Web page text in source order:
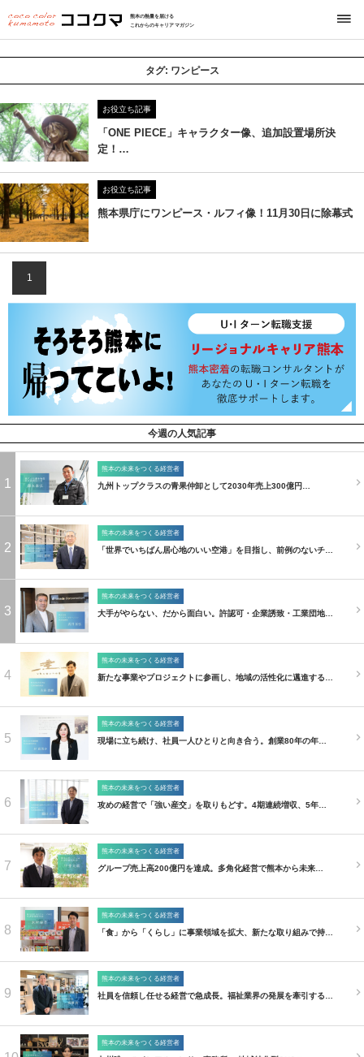
熊本の熱量を届ける
これからのキャリアマガジン
タグ: ワンピース
お役立ち記事
「ONE PIECE」キャラクター像、追加設置場所決
定！…
お役立ち記事
熊本県庁にワンピース・ルフィ像！11月30日に除幕式
1
今週の人気記事
1
熊本の未来をつくる経営者
九州トップクラスの青果仲卸として2030年売上300億円…
2
熊本の未来をつくる経営者
「世界でいちばん居心地のいい空港」を目指し、前例のないチ…
3
熊本の未来をつくる経営者
大手がやらない、だから面白い。許認可・企業誘致・工業団地…
4
熊本の未来をつくる経営者
新たな事業やプロジェクトに参画し、地域の活性化に邁進する…
5
熊本の未来をつくる経営者
現場に立ち続け、社員一人ひとりと向き合う。創業80年の年…
6
熊本の未来をつくる経営者
攻めの経営で「強い産交」を取りもどす。4期連続増収、5年…
7
熊本の未来をつくる経営者
グループ売上高200億円を達成。多角化経営で熊本から未来…
8
熊本の未来をつくる経営者
「食」から「くらし」に事業領域を拡大、新たな取り組みで持…
9
熊本の未来をつくる経営者
社員を信頼し任せる経営で急成長。福祉業界の発展を牽引する…
熊本の未来をつくる経営者